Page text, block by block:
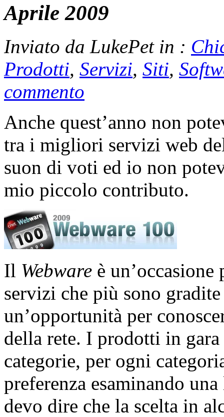
Aprile 2009
Inviato da LukePet in :
Prodotti, Servizi, Siti,
commento
Anche quest’anno non
tra i migliori servizi web
suon di voti ed io non
mio piccolo contributo.
Il Webware è
servizi che più sono
un’opportunità per
della rete. I prodotti in
categorie, per ogni
preferenza esaminando
devo dire che la scelta in